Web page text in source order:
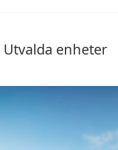
Utvalda enheter